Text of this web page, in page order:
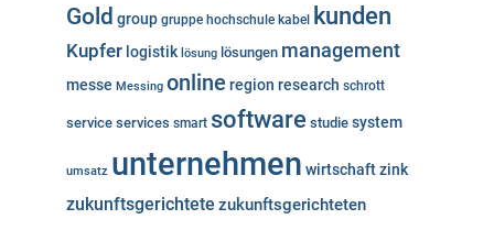
Gold group gruppe hochschule kabel kunden
Kupfer logistik lösung lösungen management
messe Messing online region research schrott
service services smart software studie system
umsatz unternehmen wirtschaftzink
zukunftsgerichtete zukunftsgerichteten